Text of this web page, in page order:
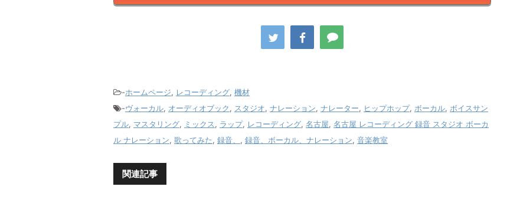
-ホームページ, レコーディング, 機材
-ヴォーカル, オーディオブック, スタジオ, ナレーション, ナレーター, ヒップホップ, ボーカル, ボイスサン
プル, マスタリング, ミックス, ラップ, レコーディング, 名古屋, 名古屋 レコーディング 録音 スタジオ ボーカ
ル ナレーション, 歌ってみた, 録音、 , 録音、ボーカル、ナレーション, 音楽教室
関連記事